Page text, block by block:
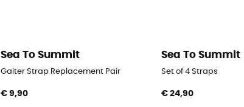
Sea To Summit
Gaiter Strap Replacement Pair
€ 9,90
Sea To Summit
Set of 4 Straps
€ 24,90